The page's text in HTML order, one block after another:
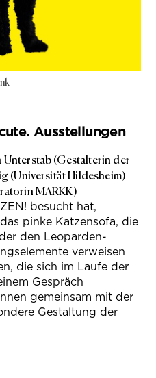
Ausstellungen
(Gestalterin der
(Universität Hildesheim)
MARKK)
besucht hat,
pinke Katzensofa, die
den Leoparden-
verweisen
die sich im Laufe der
Gespräch
gemeinsam mit der
Gestaltung der